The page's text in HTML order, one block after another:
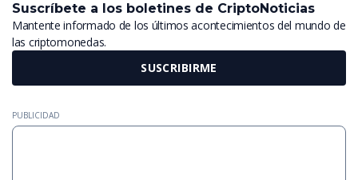
Suscríbete a los boletines de CriptoNoticias
Mantente informado de los últimos acontecimientos del mundo de
las criptomonedas.
SUSCRIBIRME
PUBLICIDAD